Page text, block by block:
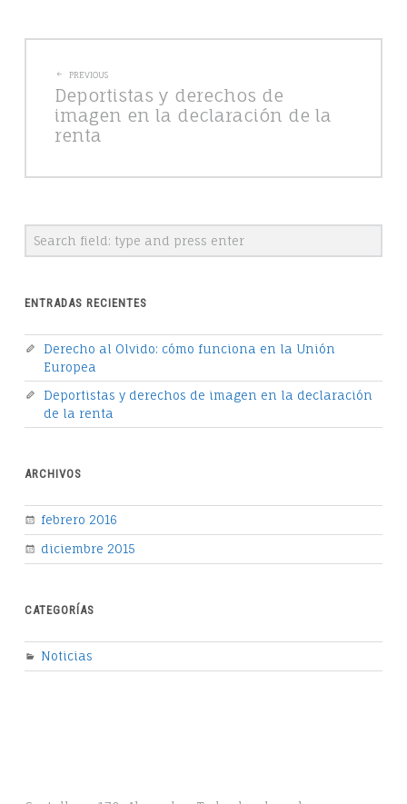
POST
NAVIGATION
PREVIOUS
Deportistas y derechos de
imagen en la declaración de la
renta
Search
ENTRADAS RECIENTES
Derecho al Olvido: cómo funciona en la Unión
Europea
Deportistas y derechos de imagen en la declaración
de la renta
ARCHIVOS
febrero 2016
diciembre 2015
CATEGORÍAS
Noticias